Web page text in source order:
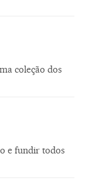
coleção dos
e fundir todos